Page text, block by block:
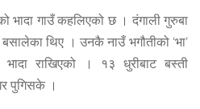
भादा गाउँ कहलिएको छ । दंगाली गुरुबा
थिए । उनकै नाउँ भगौतीको ‘भा’
भादा राखिएको । १३ धुरीबाट बस्ती
पुगिसके ।